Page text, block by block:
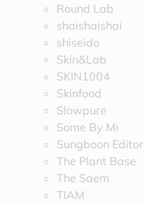
Round Lab
shaishaishai
shiseido
Skin&Lab
SKIN1004
Skinfood
Slowpure
Some By Mi
Sungboon Editor
The Plant Base
The Saem
TIAM